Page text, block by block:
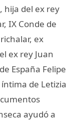
hija del ex rey
IX Conde de
ex
ex rey Juan
España Felipe
de Letizia
ayudó a